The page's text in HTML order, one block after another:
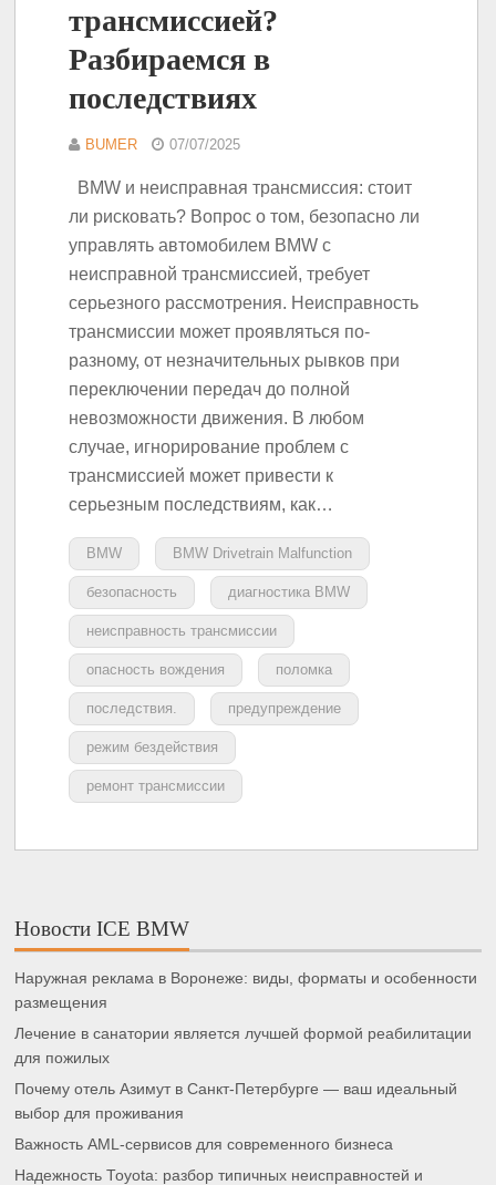
трансмиссией?
Разбираемся в
последствиях
BUMER 07/07/2025
BMW и неисправная трансмиссия: стоит
ли рисковать? Вопрос о том, безопасно ли
управлять автомобилем BMW с
неисправной трансмиссией, требует
серьезного рассмотрения. Неисправность
трансмиссии может проявляться по-
разному, от незначительных рывков при
переключении передач до полной
невозможности движения. В любом
случае, игнорирование проблем с
трансмиссией может привести к
серьезным последствиям, как…
BMW BMW Drivetrain Malfunction
безопасность диагностика BMW
неисправность трансмиссии
опасность вождения поломка
последствия. предупреждение
режим бездействия
ремонт трансмиссии
Новости ICE BMW
Наружная реклама в Воронеже: виды, форматы и особенности
размещения
Лечение в санатории является лучшей формой реабилитации
для пожилых
Почему отель Азимут в Санкт-Петербурге — ваш идеальный
выбор для проживания
Важность AML-сервисов для современного бизнеса
Надежность Toyota: разбор типичных неисправностей и